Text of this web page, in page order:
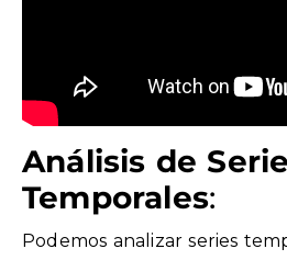
Análisis de
Temporales:
Podemos analizar series